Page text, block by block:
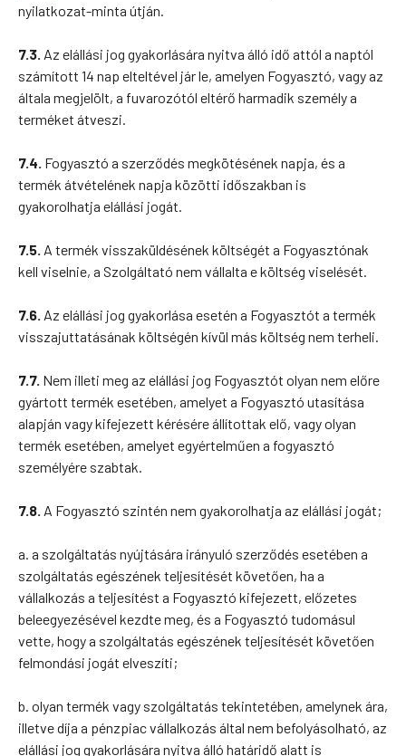
nyilatkozat-minta útján.
7.3. Az elállási jog gyakorlására nyitva álló idő attól a naptól
számított 14 nap elteltével jár le, amelyen Fogyasztó, vagy az
általa megjelölt, a fuvarozótól eltérő harmadik személy a
terméket átveszi.
7.4. Fogyasztó a szerződés megkötésének napja, és a
termék átvételének napja közötti időszakban is
gyakorolhatja elállási jogát.
7.5. A termék visszaküldésének költségét a Fogyasztónak
kell viselnie, a Szolgáltató nem vállalta e költség viselését.
7.6. Az elállási jog gyakorlása esetén a Fogyasztót a termék
visszajuttatásának költségén kívül más költség nem terheli.
7.7. Nem illeti meg az elállási jog Fogyasztót olyan nem előre
gyártott termék esetében, amelyet a Fogyasztó utasítása
alapján vagy kifejezett kérésére állítottak elő, vagy olyan
termék esetében, amelyet egyértelműen a fogyasztó
személyére szabtak.
7.8. A Fogyasztó szintén nem gyakorolhatja az elállási jogát;
a. a szolgáltatás nyújtására irányuló szerződés esetében a
szolgáltatás egészének teljesítését követően, ha a
vállalkozás a teljesítést a Fogyasztó kifejezett, előzetes
beleegyezésével kezdte meg, és a Fogyasztó tudomásul
vette, hogy a szolgáltatás egészének teljesítését követően
felmondási jogát elveszíti;
b. olyan termék vagy szolgáltatás tekintetében, amelynek ára,
illetve díja a pénzpiac vállalkozás által nem befolyásolható, az
elállási jog gyakorlására nyitva álló határidő alatt is